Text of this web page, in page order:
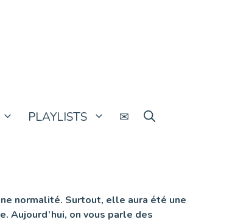
PLAYLISTS ✉
normalité. Surtout, elle aura été une
Aujourd’hui, on vous parle des